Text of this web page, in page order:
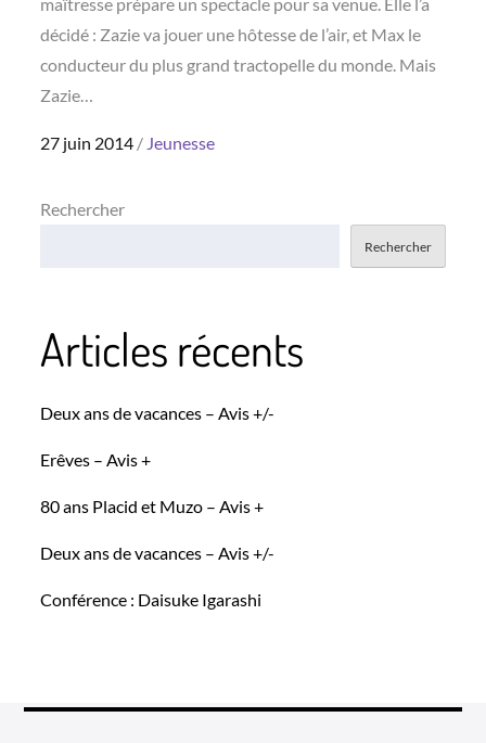
décidé : Zazie va jouer une hôtesse de l’air, et Max le
conducteur du plus grand tractopelle du monde. Mais
Zazie…
Posted
27 juin 2014 Jeunesse
Rechercher
Rechercher
Articles récents
Deux ans de vacances – Avis +/-
Erêves – Avis +
80 ans Placid et Muzo – Avis +
Deux ans de vacances – Avis +/-
Conférence : Daisuke Igarashi